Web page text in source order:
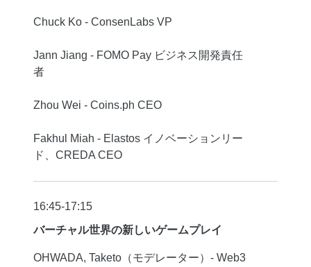
Chuck Ko - ConsenLabs VP
Jann Jiang - FOMO Pay ビジネス開発責任
者
Zhou Wei - Coins.ph CEO
Fakhul Miah - Elastos イノベーションリー
ド、CREDA CEO
16:45-17:15
バーチャル世界の新しいゲームプレイ
OHWADA, Taketo（モデレーター）- Web3